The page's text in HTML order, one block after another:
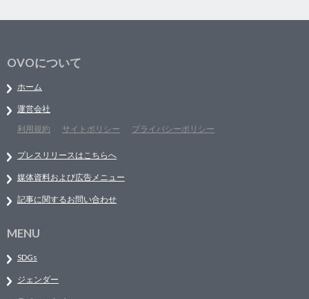
OVOについて
ホーム
運営会社
利用規約
サイトポリシー プライバシーポリシー
プレスリリースはこちらへ
媒体資料および広告メニュー
記事に関するお問い合わせ
MENU
SDGs
ジェンダー